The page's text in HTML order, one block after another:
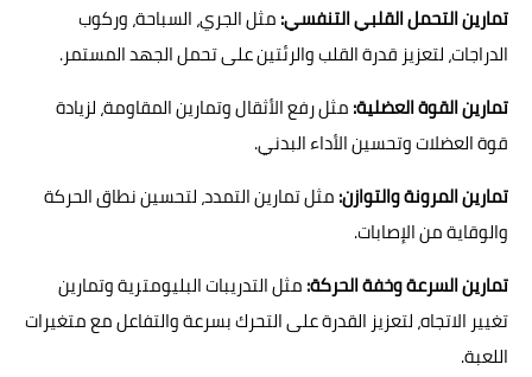
تمارين التحمل القلبي التنفسي:مثل الجري، السباحة، وركوب
الدراجات، لتعزيز قدرة القلب والرئتين على تحمل الجهد المستمر.
تمارين القوة العضلية:مثل رفع الأثقال وتمارين المقاومة، لزيادة
قوة العضلات وتحسين الأداء البدني.
تمارين المرونة والتوازن:مثل تمارين التمدد، لتحسين نطاق الحركة
والوقاية من الإصابات.
تمارين السرعة وخفة الحركة:مثل التدريبات البليومترية وتمارين
تغيير الاتجاه، لتعزيز القدرة على التحرك بسرعة والتفاعل مع متغيرات
اللعبة.